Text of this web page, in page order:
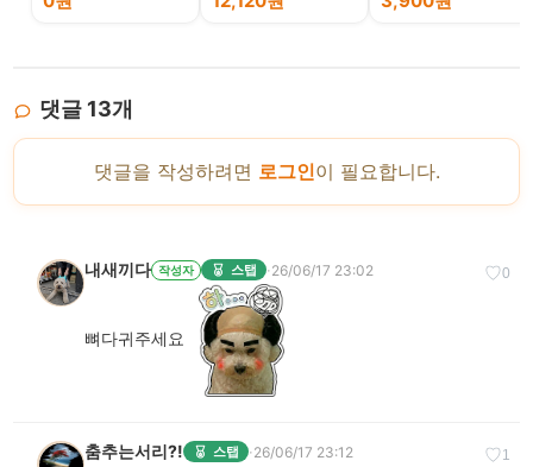
댓글 13개
댓글을 작성하려면 로그인이 필요합니다.
♡0
내새끼다 작성자 스탭 ·26/06/17 23:02
뼈다귀주세요
♡1
춤추는서리?! 스탭 ·26/06/17 23:12